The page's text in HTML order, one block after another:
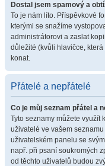
Dostal jsem spamový a
To je nám líto. Příspěvkové
kterými se snažíme
administrátorovi a zaslat
důležité (kvůli hlavičce,
konat.
Přátelé a nepřátelé
Co je můj seznam přátel a
Tyto seznamy můžete využít
uživatelé ve vašem
uživatelském panelu se
např. při psaní soukromých
od těchto uživatelů budou